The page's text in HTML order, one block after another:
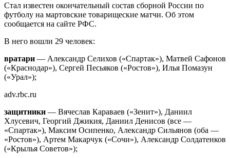
Стал известен окончательный состав сборной России по
футболу на мартовские товарищеские матчи. Об этом
сообщается на сайте РФС.
В него вошли 29 человек:
вратари — Александр Селихов («Спартак»), Матвей Сафонов
(«Краснодар»), Сергей Песьяков («Ростов»), Илья Помазун
(«Урал»);
adv.rbc.ru
защитники — Вячеслав Караваев («Зенит»), Даниил
Хлусевич, Георгий Джикия, Даниил Денисов (все —
«Спартак»), Максим Осипенко, Александр Сильянов (оба —
«Ростов»), Артем Макарчук («Сочи»), Александр Солдатенков
(«Крылья Советов»);